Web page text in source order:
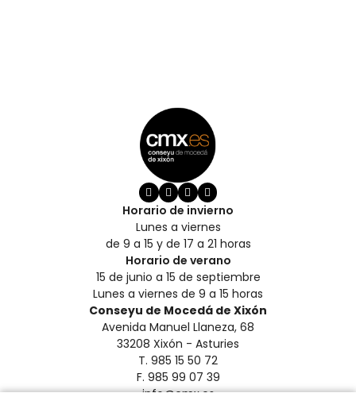
Conseyu de Mocedá de Xixón
Avenida Manuel Llaneza, 68
33208 Xixón - Asturies
T. 985 15 50 72
F. 985 99 07 39
info@cmx.es
Horario de invierno
Lunes a viernes
de 9 a 15 y de 17 a 21 horas
Horario de verano
15 de junio a 15 de septiembre
Lunes a viernes de 9 a 15 horas